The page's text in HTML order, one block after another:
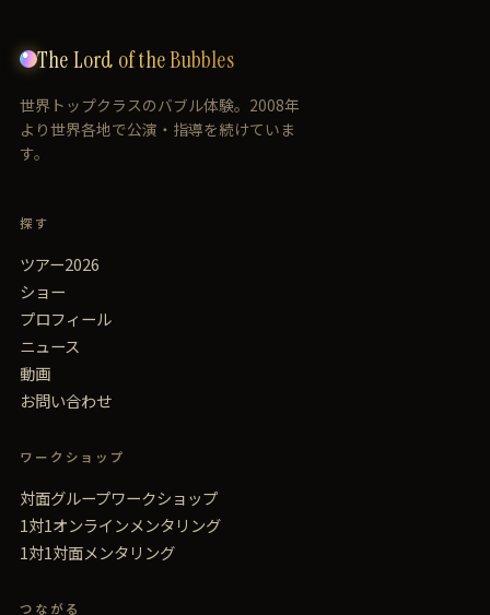
The Lord of the Bubbles
世界トップクラスのバブル体験。2008年
より世界各地で公演・指導を続けていま
す。
探す
ツアー2026
ショー
プロフィール
ニュース
動画
お問い合わせ
ワークショップ
対面グループワークショップ
1対1オンラインメンタリング
1対1対面メンタリング
つながる